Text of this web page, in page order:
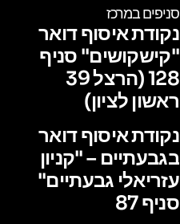
סניפים במרכז
נקודת איסוף דואר
"קישקושים" סניף
128 (הרצל 39
ראשון לציון)
נקודת איסוף דואר
בגבעתיים – "קניון
עזריאלי גבעתיים"
סניף 87